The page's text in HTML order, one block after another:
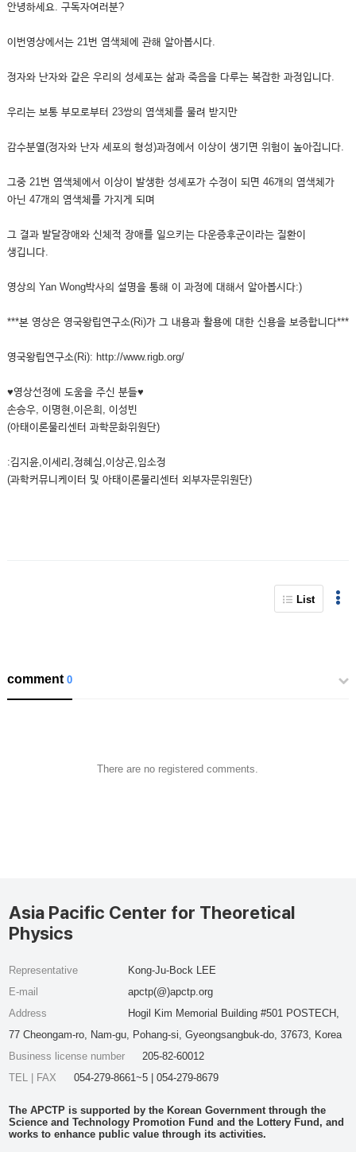
안녕하세요. 구독자여러분?
이번영상에서는 21번 염색체에 관해 알아봅시다.
정자와 난자와 같은 우리의 성세포는 삶과 죽음을 다루는 복잡한 과정입니다.
우리는 보통 부모로부터 23쌍의 염색체를 물려 받지만
감수분열(정자와 난자 세포의 형성)과정에서 이상이 생기면 위험이 높아집니다.
그중 21번 염색체에서 이상이 발생한 성세포가 수정이 되면 46개의 염색체가
아닌 47개의 염색체를 가지게 되며
그 결과 발달장애와 신체적 장애를 일으키는 다운증후군이라는 질환이
생깁니다.
영상의 Yan Wong박사의 설명을 통해 이 과정에 대해서 알아봅시다:)
***본 영상은 영국왕립연구소(Ri)가 그 내용과 활용에 대한 신용을 보증합니다***
영국왕립연구소(Ri): http://www.rigb.org/
♥영상선정에 도움을 주신 분들♥
손승우, 이명현,이은희, 이성빈
(아태이론물리센터 과학문화위원단)
:김지윤,이세리,정혜심,이상곤,임소정
(과학커뮤니케이터 및 아태이론물리센터 외부자문위원단)
List
comment0
There are no registered comments.
Asia Pacific Center for Theoretical
Physics
Representative
Kong-Ju-Bock LEE
E-mail
apctp(@)apctp.org
Address
Hogil Kim Memorial Building #501 POSTECH,
77 Cheongam-ro, Nam-gu, Pohang-si, Gyeongsangbuk-do, 37673, Korea
Business license number
205-82-60012
TEL | FAX
054-279-8661~5 | 054-279-8679
The APCTP is supported by the Korean Government through the
Science and Technology Promotion Fund and the Lottery Fund, and
works to enhance public value through its activities.